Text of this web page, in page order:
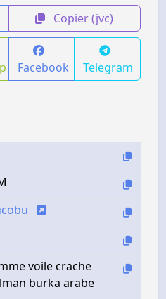
Copier (jvc)
Facebook Telegram
voile crache
burka arabe